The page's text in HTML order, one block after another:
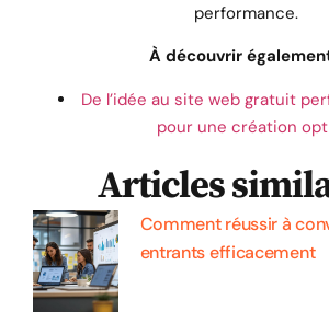
Articles
Comment réussir à
entrants efficacement
performance.
À découvrir
De l’idée au site web gratuit
pour une création